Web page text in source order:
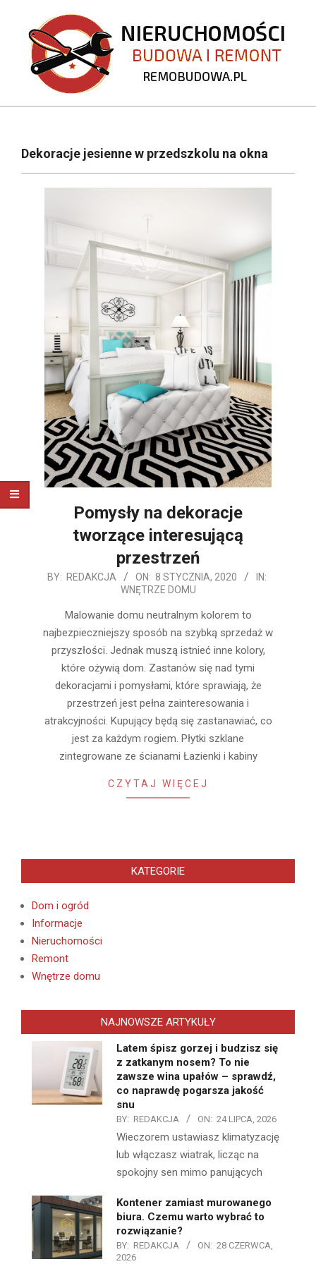
content
REMOBUDOWA.PL
NavigationDekoracje jesienne w przedszkolu na okna
Pomysły na dekoracje
tworzące interesującą
przestrzeń
2020-
BY: REDAKCJA ON: 8 STYCZNIA, 2020
IN:
WNĘTRZE DOMU
Malowanie domu neutralnym kolorem to
najbezpieczniejszy sposób na szybką sprzedaż w
przyszłości. Jednak muszą istnieć inne kolory,
które ożywią dom. Zastanów się nad tymi
dekoracjami i pomysłami, które sprawiają, że
przestrzeń jest pełna zainteresowania i
atrakcyjności. Kupujący będą się zastanawiać, co
jest za każdym rogiem. Płytki szklane
zintegrowane ze ścianami Łazienki i kabiny
CZYTAJ WIĘCEJ
KATEGORIE
Dom i ogród
Informacje
Nieruchomości
Remont
Wnętrze domu
NAJNOWSZE ARTYKUŁY
Latem śpisz gorzej i budzisz się
z zatkanym nosem? To nie
zawsze wina upałów – sprawdź,
co naprawdę pogarsza jakość
snu
BY: REDAKCJA ON: 24 LIPCA, 2026
Wieczorem ustawiasz klimatyzację
lub włączasz wiatrak, licząc na
spokojny sen mimo panujących
Kontener zamiast murowanego
biura. Czemu warto wybrać to
rozwiązanie?
BY: REDAKCJA ON: 28 CZERWCA,
2026